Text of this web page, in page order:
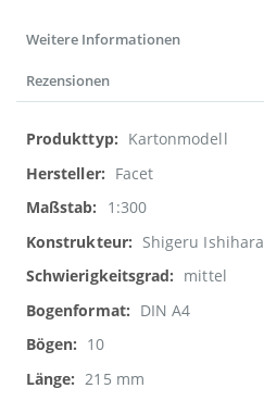
Weitere Informationen
Rezensionen
Weitere
Informationen
Kartonmodell
Facet
1:300
Shigeru Ishihara
mittel
DIN A4
10
215 mm